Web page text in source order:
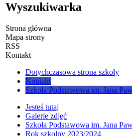
Wyszukiwarka
Strona główna
Mapa strony
RSS
Kontakt
Dotychczasowa strona szkoły
Kontakt
Szkoła Podstawowa im. Jana
Jesteś tutaj
Galerie zdjęć
Szkoła Podstawowa im. Jana
Rok szkolny 2023/2024